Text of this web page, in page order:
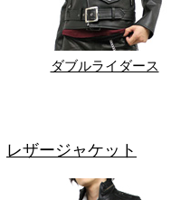
ダブルライダース
レザージャケット